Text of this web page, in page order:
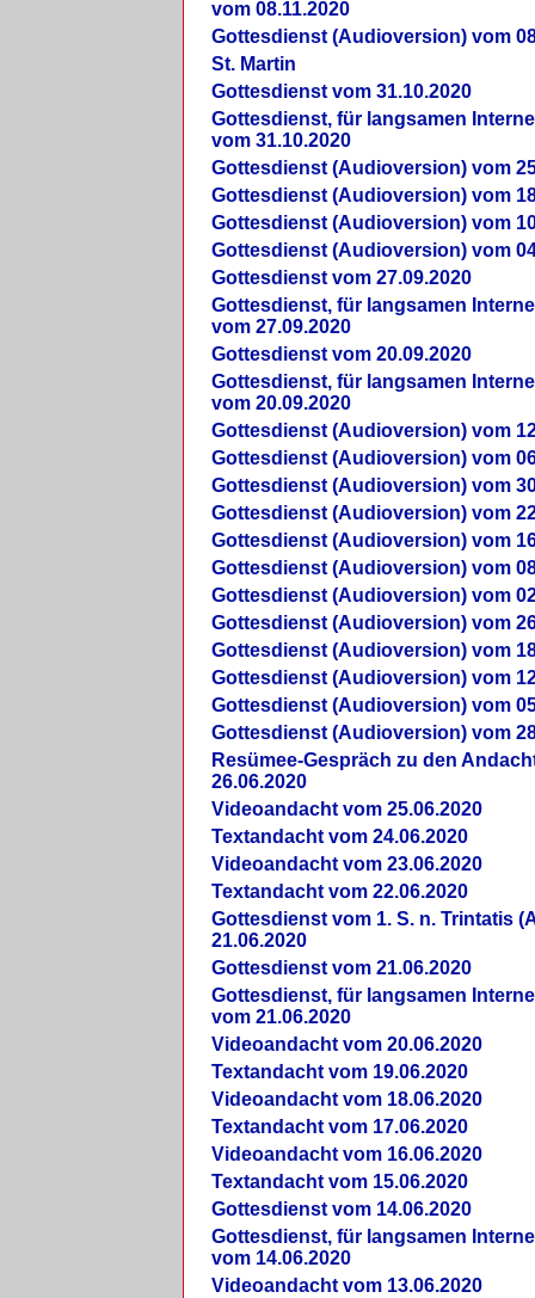
vom 08.11.2020
Gottesdienst (Audioversion) vom
St. Martin
Gottesdienst vom 31.10.2020
Gottesdienst, für langsamen
vom 31.10.2020
Gottesdienst (Audioversion) vom
Gottesdienst (Audioversion) vom
Gottesdienst (Audioversion) vom
Gottesdienst (Audioversion) vom
Gottesdienst vom 27.09.2020
Gottesdienst, für langsamen
vom 27.09.2020
Gottesdienst vom 20.09.2020
Gottesdienst, für langsamen
vom 20.09.2020
Gottesdienst (Audioversion) vom
Gottesdienst (Audioversion) vom
Gottesdienst (Audioversion) vom
Gottesdienst (Audioversion) vom
Gottesdienst (Audioversion) vom
Gottesdienst (Audioversion) vom
Gottesdienst (Audioversion) vom
Gottesdienst (Audioversion) vom
Gottesdienst (Audioversion) vom
Gottesdienst (Audioversion) vom
Gottesdienst (Audioversion) vom
Gottesdienst (Audioversion) vom
Re­sü­mee-Gespräch zu den
26.06.2020
Videoandacht vom 25.06.2020
Textandacht vom 24.06.2020
Videoandacht vom 23.06.2020
Textandacht vom 22.06.2020
Gottesdienst vom 1. S. n. Trintatis
21.06.2020
Gottesdienst vom 21.06.2020
Gottesdienst, für langsamen
vom 21.06.2020
Videoandacht vom 20.06.2020
Textandacht vom 19.06.2020
Videoandacht vom 18.06.2020
Textandacht vom 17.06.2020
Videoandacht vom 16.06.2020
Textandacht vom 15.06.2020
Gottesdienst vom 14.06.2020
Gottesdienst, für langsamen
vom 14.06.2020
Videoandacht vom 13.06.2020